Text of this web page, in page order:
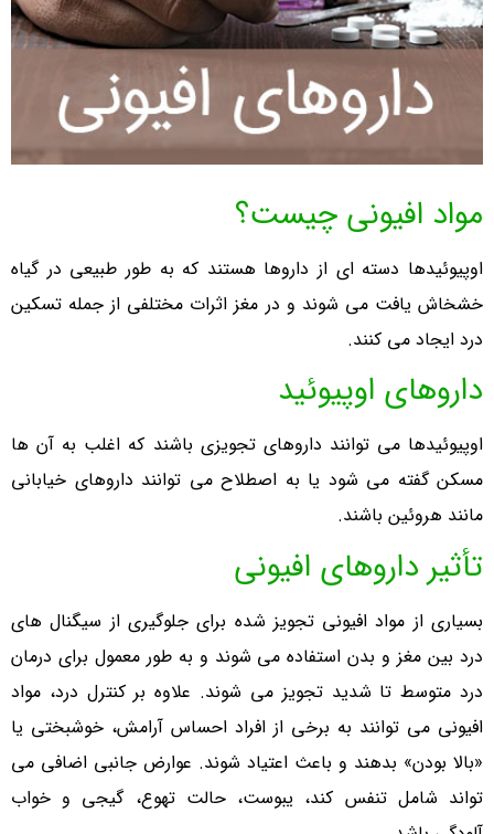
مواد افیونی چیست؟
اوپیوئیدها دسته ای از داروها هستند که به طور طبیعی در گیاه
خشخاش یافت می شوند و در مغز اثرات مختلفی از جمله تسکین
درد ایجاد می کنند.
داروهای اوپیوئید
اوپیوئیدها می توانند داروهای تجویزی باشند که اغلب به آن ها
مسکن گفته می شود یا به اصطلاح می توانند داروهای خیابانی
مانند هروئین باشند.
تأثیر داروهای افیونی
بسیاری از مواد افیونی تجویز شده برای جلوگیری از سیگنال های
درد بین مغز و بدن استفاده می شوند و به طور معمول برای درمان
درد متوسط ​​تا شدید تجویز می شوند. علاوه بر کنترل درد، مواد
افیونی می توانند به برخی از افراد احساس آرامش، خوشبختی یا
«بالا بودن» بدهند و باعث اعتیاد شوند. عوارض جانبی اضافی می
تواند شامل تنفس کند، یبوست، حالت تهوع، گیجی و خواب